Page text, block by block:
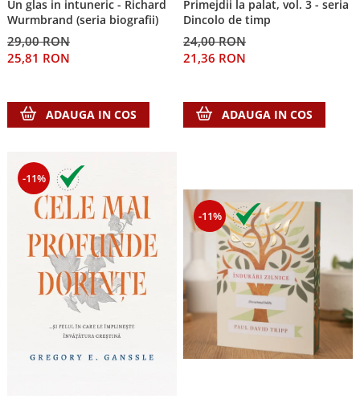
Un glas in intuneric - Richard
Wurmbrand (seria biografii)
29,00 RON
25,81 RON
ADAUGA IN COS
Primejdii la palat, vol. 3 - seria
Dincolo de timp
24,00 RON
21,36 RON
ADAUGA IN COS
-11%
-11%